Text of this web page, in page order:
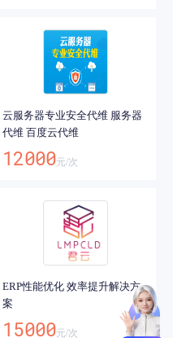
云服务器专业安全代维 服务器
代维 百度云代维
12000元/次
ERP性能优化 效率提升解决方
案
15000元/次